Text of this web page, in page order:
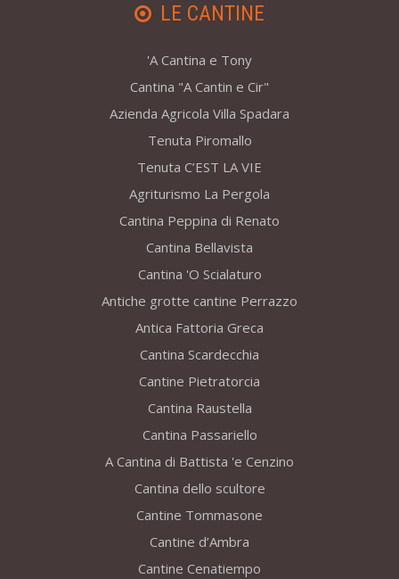
LE CANTINE
'A Cantina e Tony
Cantina "A Cantin e Cir"
Azienda Agricola Villa Spadara
Tenuta Piromallo
Tenuta C’EST LA VIE
Agriturismo La Pergola
Cantina Peppina di Renato
Cantina Bellavista
Cantina 'O Scialaturo
Antiche grotte cantine Perrazzo
Antica Fattoria Greca
Cantina Scardecchia
Cantine Pietratorcia
Cantina Raustella
Cantina Passariello
A Cantina di Battista 'e Cenzino
Cantina dello scultore
Cantine Tommasone
Cantine d’Ambra
Cantine Cenatiempo